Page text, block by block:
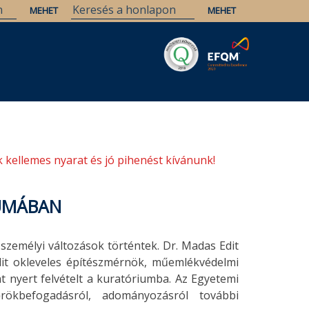
nyarat és jó pihenést kívánunk!
változások történtek. Dr. Madas Edit
okleveles építészmérnök, műemlékvédelmi
nyert felvételt a kuratóriumba. Az Egyetemi
adományozásról további